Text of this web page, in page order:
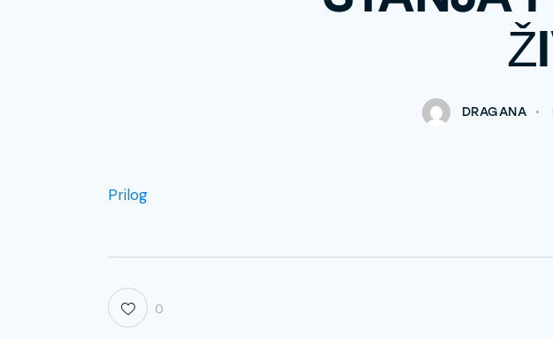
DRAGANA
Prilog
0